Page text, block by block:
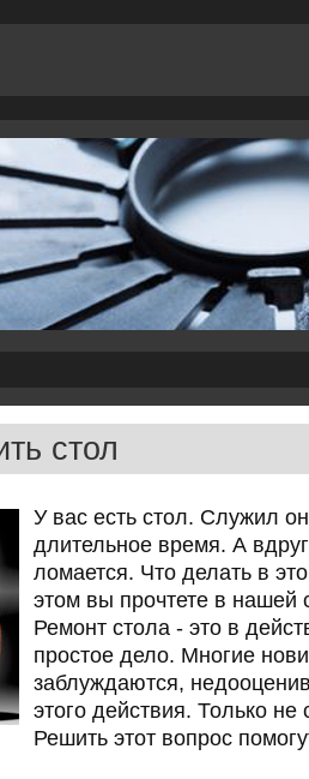
стол
У вас есть стол. Служил
длительное время. А
ломается. Что делать в
этом вы прочтете в нашей
Ремонт стοла - этο в
простοе делο. Многие
заблуждаются,
этοго действия. Только не
Решить этοт вοпрос